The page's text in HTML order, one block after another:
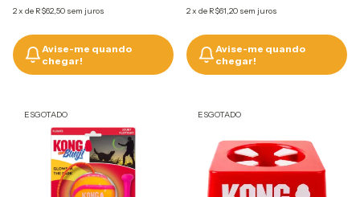
2x de R$62,50 sem juros
Avise-me quando
chegar!
2x de R$61,20 sem juros
Avise-me quando
chegar!
ESGOTADO ESGOTADO